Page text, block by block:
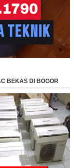
BEKAS DI BOGOR